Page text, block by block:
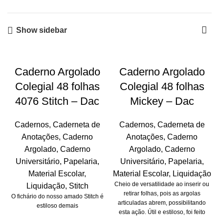
Show sidebar
Caderno Argolado
Colegial 48 folhas
4076 Stitch – Dac
Cadernos, Caderneta de
Anotações, Caderno
Argolado, Caderno
Universitário, Papelaria,
Material Escolar,
Liquidação, Stitch
O fichário do nosso amado Stitch é
estiloso demais
Caderno Argolado
Colegial 48 folhas
Mickey – Dac
Cadernos, Caderneta de
Anotações, Caderno
Argolado, Caderno
Universitário, Papelaria,
Material Escolar, Liquidação
Cheio de versatilidade ao inserir ou
retirar folhas, pois as argolas
articuladas abrem, possibilitando
esta ação. Útil e estiloso, foi feito